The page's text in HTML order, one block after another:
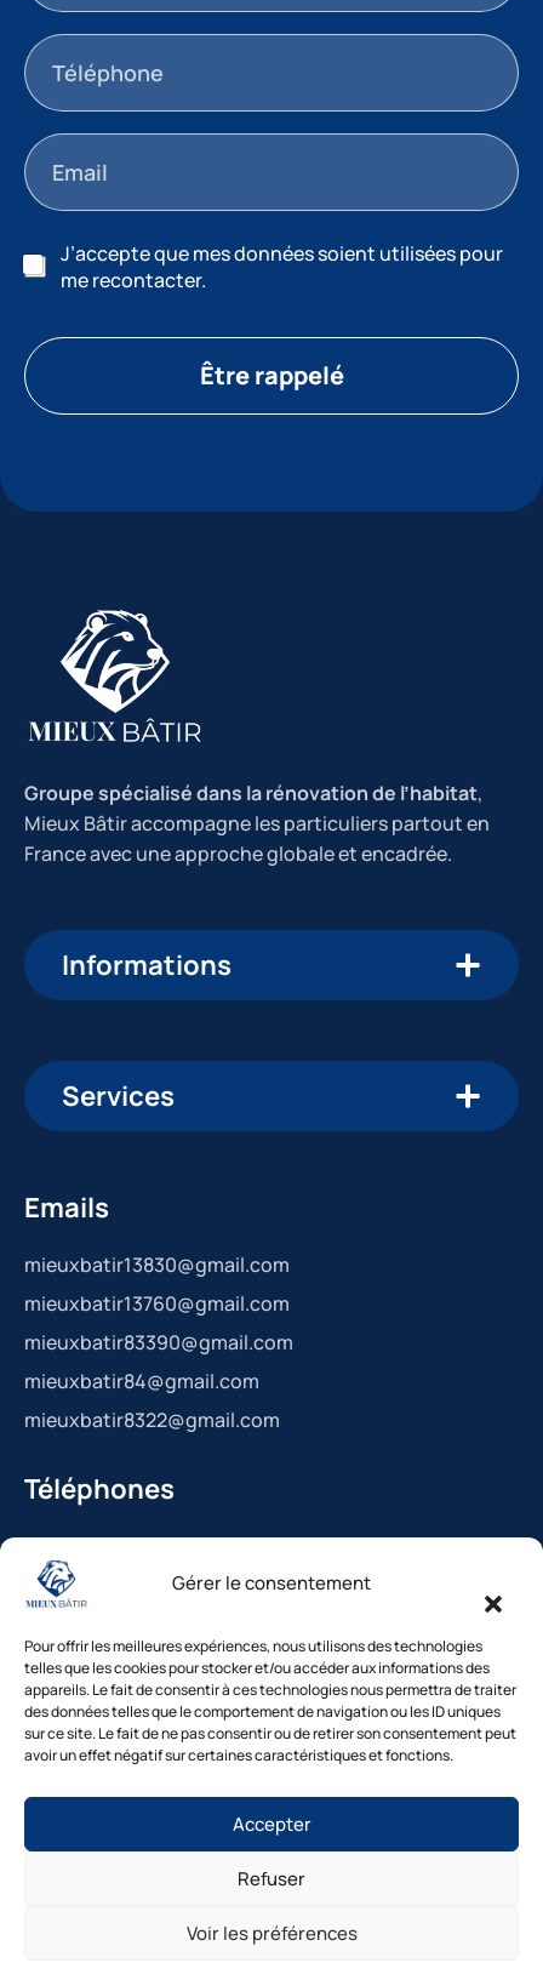
Gérer le consentement
Pour offrir les meilleures expériences, nous utilisons des technologies
telles que les cookies pour stocker et/ou accéder aux informations des
appareils. Le fait de consentir à ces technologies nous permettra de traiter
des données telles que le comportement de navigation ou les ID uniques
sur ce site. Le fait de ne pas consentir ou de retirer son consentement peut
avoir un effet négatif sur certaines caractéristiques et fonctions.
Accepter
Refuser
Voir les préférences
J’accepte que mes données soient utilisées pour
me recontacter.
Être rappelé
Groupe spécialisé dans la rénovation de l’habitat,
Mieux Bâtir accompagne les particuliers partout en
France avec une approche globale et encadrée.
Informations
Services
Emails
mieuxbatir13830@gmail.com
mieuxbatir13760@gmail.com
mieuxbatir83390@gmail.com
mieuxbatir84@gmail.com
mieuxbatir8322@gmail.com
Téléphones
La Bédoule : 04.42.36.29.99
St-Cannat : 04.42.36.29.99
Cavaillon : 04.84.85.88.94
Le Beausset : 04.94.38.22.19
© Mieux Bâtir – Tous droits réservés |
Politique de confidentialité|
Accessibilité
Besoin d’un diagnostic ?
Nos experts vous répondentsous 48h
1. Inspection gratuite →2. Devis clair →3.